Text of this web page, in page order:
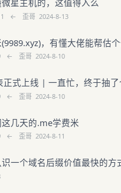
星主机的，这值得入么
← 歪哥 2024-8-13
，有懂大佬能帮估
← 歪哥 2024-8-10
正式上线 | 一直忙，终于抽
← 歪哥 2024-8-10
几天的.me学费米
← 歪哥 2024-8-11
一个域名后缀价值最快的方